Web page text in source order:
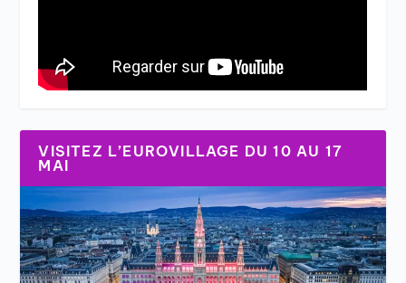
VISITEZ L’EUROVILLAGE DU 10 AU 17
MAI